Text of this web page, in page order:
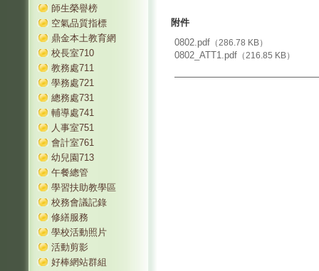
師生榮譽榜
空氣品質指標
鼎金本土教育網
校長室710
教務處711
學務處721
總務處731
輔導處741
人事室751
會計室761
幼兒園713
午餐總管
學習扶助教學區
校務會議記錄
修繕服務
學校活動照片
活動剪影
好棒網站群組
附件
0802.pdf （286.78 KB）
0802_ATT1.pdf （216.85 KB）